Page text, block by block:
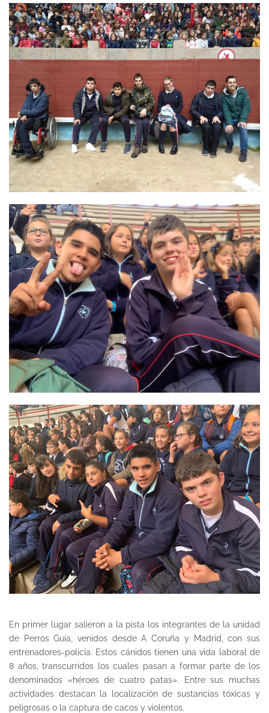
En primer lugar salieron a la pista los integrantes de la unidad
de Perros Guía, venidos desde A Coruña y Madrid, con sus
entrenadores-policía. Estos cánidos tienen una vida laboral de
8 años, transcurridos los cuales pasan a formar parte de los
denominados «héroes de cuatro patas». Entre sus muchas
actividades destacan la localización de sustancias tóxicas y
peligrosas o la captura de cacos y violentos.